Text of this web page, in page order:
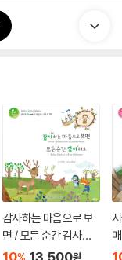
감사하는 마음으로 보
면 / 모든 순간 감사해
요
10 13,500원